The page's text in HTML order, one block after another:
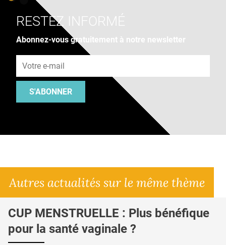
RESTEZ INFORMÉ
Abonnez-vous gratuitement à notre newsletter
S'ABONNER
Autres actualités sur le même thème
CUP MENSTRUELLE : Plus bénéfique
pour la santé vaginale ?